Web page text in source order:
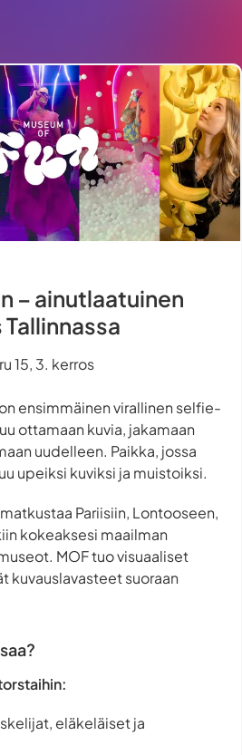
– ainutlaatuinen
15, 3. kerros
ensimmäinen virallinen selfie-
ottamaan kuvia, jakamaan
uudelleen. Paikka, jossa
upeiksi kuviksi ja muistoiksi.
Pariisiin, Lontooseen,
kokeaksesi maailman
MOF tuo visuaaliset
kuvauslavasteet suoraan
eläkeläiset ja